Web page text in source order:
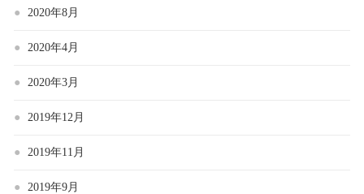
2020年8月
2020年4月
2020年3月
2019年12月
2019年11月
2019年9月